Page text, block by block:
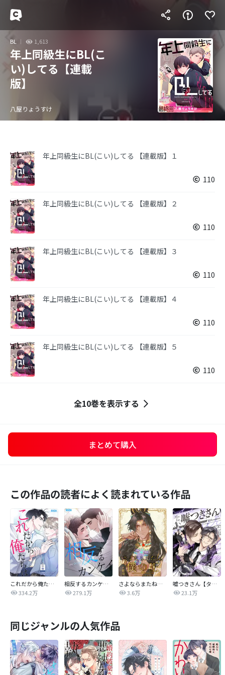
BL 1,613
年上同級生にBL(こ
い)してる【連載
版】
八屋りょうすけ
年上同級生にBL(こい)してる 【連載版】１
110
年上同級生にBL(こい)してる 【連載版】２
110
年上同級生にBL(こい)してる 【連載版】３
110
年上同級生にBL(こい)してる 【連載版】４
110
年上同級生にBL(こい)してる 【連載版】５
110
全10巻を表示する
まとめて購入
この作品の読者によく読まれている作品
これだから俺たちは
334.2万
相反するカンケイ【改訂版】
279.1万
さよならまたね、僕の王【タテヨミ】
3.6万
嘘つきさん【タテヨミ】
23.1万
同じジャンルの人気作品